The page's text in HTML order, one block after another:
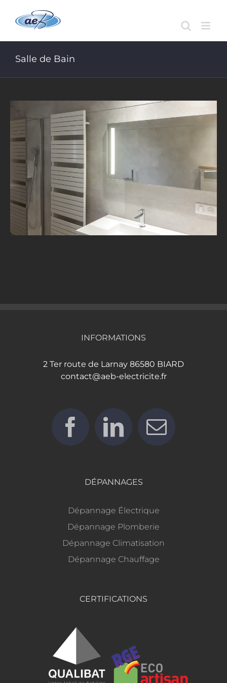
contenu
Salle de Bain
INFORMATIONS
2 Ter route de Larnay 86580 BIARD
contact@aeb-electricite.fr
DÉPANNAGES
Dépannage Électrique
Dépannage Plomberie
Dépannage Climatisation
Dépannage Chauffage
CERTIFICATIONS